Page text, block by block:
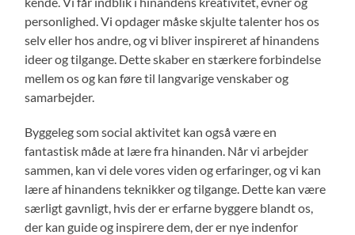
personlighed. Vi opdager måske skjulte talenter hos os
selv eller hos andre, og vi bliver inspireret af hinandens
ideer og tilgange. Dette skaber en stærkere forbindelse
mellem os og kan føre til langvarige venskaber og
samarbejder.
Byggeleg som social aktivitet kan også være en
fantastisk måde at lære fra hinanden. Når vi arbejder
sammen, kan vi dele vores viden og erfaringer, og vi kan
lære af hinandens teknikker og tilgange. Dette kan være
særligt gavnligt, hvis der er erfarne byggere blandt os,
der kan guide og inspirere dem, der er nye indenfor